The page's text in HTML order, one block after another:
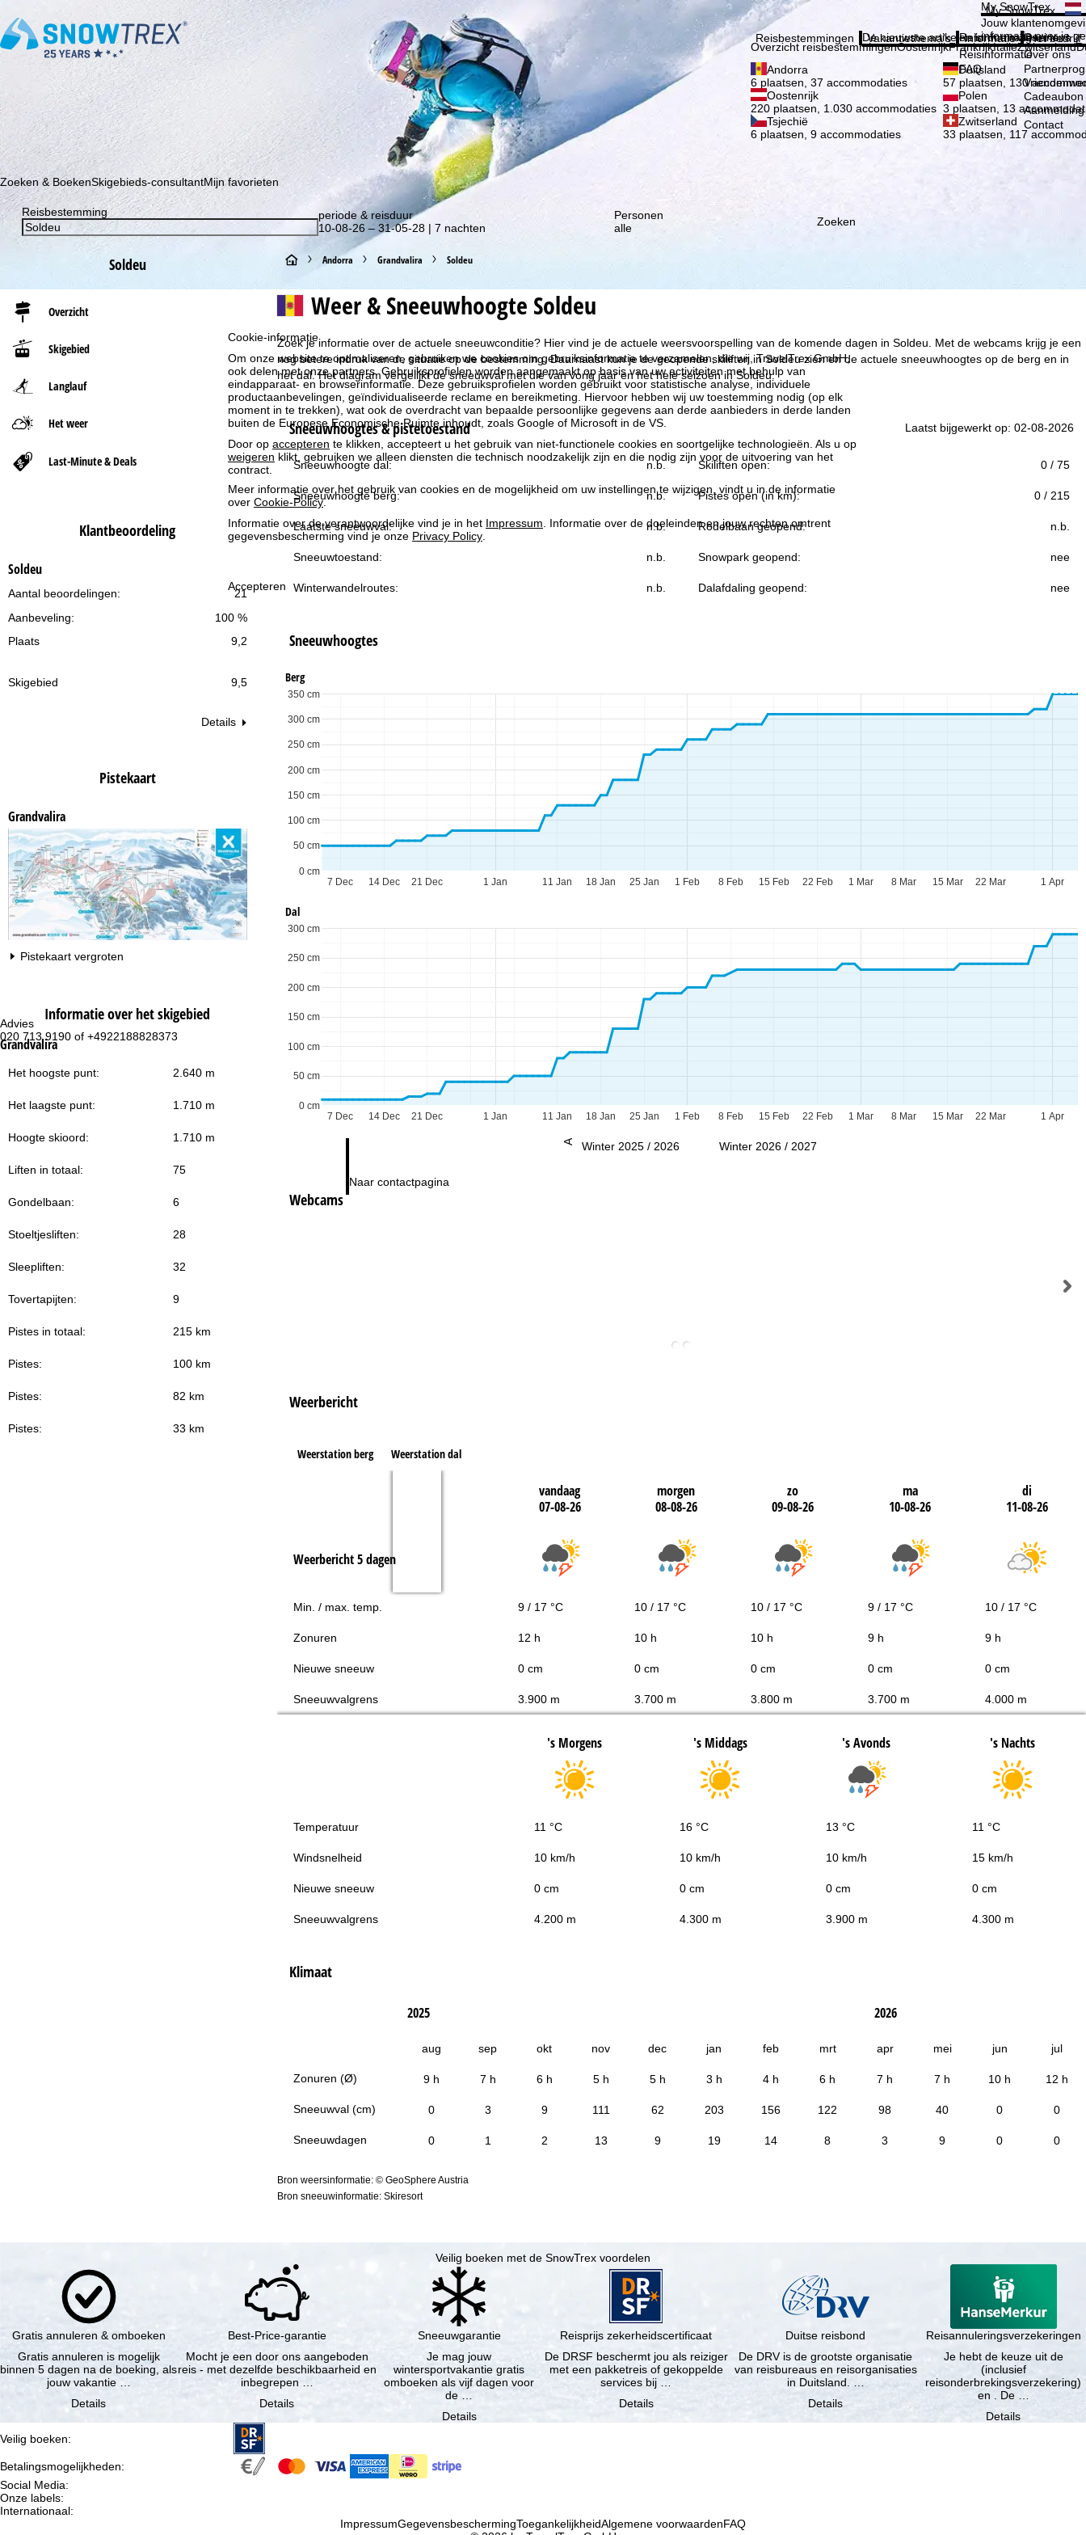
Cookie-informatie
Om onze website te optimaliseren, gebruiken we cookies om gebruiksinformatie te verzamelen, die wij, TravelTrex GmbH,
ook delen met onze partners. Gebruiksprofielen worden aangemaakt op basis van uw activiteiten met behulp van
eindapparaat- en browserinformatie. Deze gebruiksprofielen worden gebruikt voor statistische analyse, individuele
productaanbevelingen, geïndividualiseerde reclame en bereikmeting. Hiervoor hebben wij uw toestemming nodig (op elk
moment in te trekken), wat ook de overdracht van bepaalde persoonlijke gegevens aan derde aanbieders in derde landen
buiten de Europese Economische Ruimte inhoudt, zoals Google of Microsoft in de VS.
Door op accepteren te klikken, accepteert u het gebruik van niet-functionele cookies en soortgelijke technologieën. Als u op
weigeren klikt, gebruiken we alleen diensten die technisch noodzakelijk zijn en die nodig zijn voor de uitvoering van het
contract.
Meer informatie over het gebruik van cookies en de mogelijkheid om uw instellingen te wijzigen, vindt u in de informatie
over Cookie-Policy.
Informatie over de verantwoordelijke vind je in het Impressum. Informatie over de doeleinden en jouw rechten omtrent
gegevensbescherming vind je onze Privacy Policy.
Accepteren
Advies
020 713 9190 of +4922188828373
vr:
09:00-14:00
Naar contactpagina
Advies
Schrijf je in voor onze nieuwsbrief en wees als eerste op de hoogte van onze kortingsacties!
My SnowTrex
My SnowTrex
Jouw
informatie over je
Reisbestemmingen
Overzicht reisbestemmingenOostenrijkFrankrijkItaliëZwitserland
Andorra
6 plaatsen, 37 accommodaties
Duitsland
57 plaatsen, 130
Oostenrijk
220 plaatsen, 1.030 accommodaties
Polen
3 plaatsen, 13
Tsjechië
6 plaatsen, 9 accommodaties
Zwitserland
33 plaatsen, 117
Vakantiethema's
De nieuwste artikelen in ons magazine
Informatie
Reisinformatie
Reisinformatie
FAQ
Het bedrijf
Over ons
Over ons
Cadeaubon
Contact
Zoeken & BoekenSkigebieds-consultantMijn favorieten
Reisbestemming
periode & reisduur
10-08-26 – 31-05-28 | 7 nachten
Personen
alle
Zoeken
Soldeu
Overzicht
Skigebied
Langlauf
Het weer
Last-Minute & Deals
Klantbeoordeling
Soldeu
21
Aantal beoordelingen:
100 %
Aanbeveling:
Plaats
9,2
Skigebied 9,5
Details
Pistekaart
Grandvalira
Pistekaart vergroten
Informatie over het skigebied
Grandvalira
Het hoogste punt: 2.640 m
Het laagste punt: 1.710 m
Hoogte skioord: 1.710 m
Liften in totaal: 75
Gondelbaan: 6
Stoeltjesliften: 28
Sleepliften: 32
Tovertapijten: 9
Pistes in totaal: 215 km
Pistes: 100 km
Pistes: 82 km
Pistes: 33 km
S
t
r
t
p
a
g
i
n
a
Andorra Grandvalira Soldeu
Weer & Sneeuwhoogte Soldeu
Zoek je informatie over de actuele sneeuwconditie? Hier vind je de actuele weersvoorspelling van de komende dagen in Soldeu. Met de webcams krijg je een
nog betere indruk van de situatie op de bestemming. Daarnaast kun je de geopende skiliften in Soldeu zien en de actuele sneeuwhoogtes op de berg en in
het dal. Het diagram vergelijkt de sneeuwval met die van vorig jaar en het hele seizoen in Soldeu.
Sneeuwhoogtes & pistetoestand Laatst bijgewerkt op: 02-08-2026
Sneeuwhoogte dal: n.b. Skiliften open: 0 / 75
Sneeuwhoogte berg: n.b. Pistes open (in km): 0 / 215
Laatste sneeuwval: n.b. Rodelbaan geopend: n.b.
Sneeuwtoestand: n.b. Snowpark geopend: nee
Winterwandelroutes: n.b. Dalafdaling geopend: nee
Sneeuwhoogtes
Berg
1 Jan 1 Feb 1 Mar 1 Apr
7 Dec 14 Dec 21 Dec 11 Jan 18 Jan 25 Jan 8 Feb 15 Feb 22 Feb 8 Mar 15 Mar 22 Mar
0 cm
50 cm
100 cm
150 cm
200 cm
250 cm
300 cm
350 cm
Dal
1 Jan 1 Feb 1 Mar 1 Apr
7 Dec 14 Dec 21 Dec 11 Jan 18 Jan 25 Jan 8 Feb 15 Feb 22 Feb 8 Mar 15 Mar 22 Mar
0 cm
50 cm
100 cm
150 cm
200 cm
250 cm
300 cm
Winter 2025 / 2026 Winter 2026 / 2027
Webcams
Weerbericht
Weerstation berg Weerstation dal
vandaag
07-08-26
morgen
08-08-26
zo
09-08-26
ma
10-08-26
di
11-08-26
Weerbericht 5 dagen
Min. / max. temp. 9 / 17 °C 10 / 17 °C 10 / 17 °C 9 / 17 °C 10 / 17 °C
Zonuren 12 h 10 h 10 h 9 h 9 h
Nieuwe sneeuw 0 cm 0 cm 0 cm 0 cm 0 cm
Sneeuwvalgrens 3.900 m 3.700 m 3.800 m 3.700 m 4.000 m
's Morgens 's Middags 's Avonds 's Nachts
Temperatuur 11 °C 16 °C 13 °C 11 °C
Windsnelheid 10 km/h 10 km/h 10 km/h 15 km/h
Nieuwe sneeuw 0 cm 0 cm 0 cm 0 cm
Sneeuwvalgrens 4.200 m 4.300 m 3.900 m 4.300 m
Klimaat
Zonuren (Ø)
Sneeuwval (cm)
Sneeuwdagen
2025 2026
aug sep okt nov dec jan feb mrt apr mei jun jul
9 h 7 h 6 h 5 h 5 h 3 h 4 h 6 h 7 h 7 h 10 h 12 h
0 3 9 111 62 203 156 122 98 40 0 0
0 1 2 13 9 19 14 8 3 9 0 0
Bron weersinformatie: © GeoSphere Austria
Bron sneeuwinformatie: Skiresort
Veilig boeken met de SnowTrex voordelen
Gratis annuleren & omboeken
Gratis annuleren is mogelijk
binnen 5 dagen na de boeking, als
jouw vakantie …
Details
Best-Price-garantie
Mocht je een door ons aangeboden
reis - met dezelfde beschikbaarheid en
inbegrepen …
Details
Sneeuwgarantie
Je mag jouw
wintersportvakantie gratis
omboeken als vijf dagen voor
de …
Details
Reisprijs zekerheidscertificaat
De DRSF beschermt jou als reiziger
met een pakketreis of gekoppelde
services bij …
Details
Duitse reisbond
De DRV is de grootste organisatie
van reisbureaus en reisorganisaties
in Duitsland. …
Details
Reisannuleringsverzekeringen
Je hebt de keuze uit de
(inclusief
reisonderbrekingsverzekering)
en . De …
Details
Veilig boeken:
Betalingsmogelijkheden:
Social Media:
Onze labels:
Internationaal:
ImpressumGegevensbeschermingToegankelijkheidAlgemene voorwaardenFAQ